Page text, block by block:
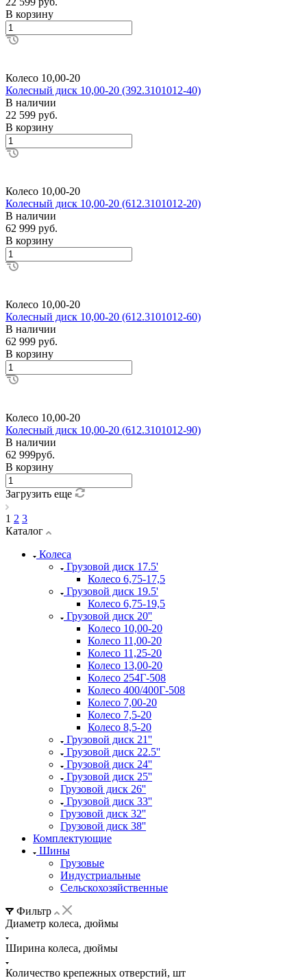
В корзину
Колесо 10,00-20
Колесный диск 10,00-20 (392.3101012-40)
В наличии
22 599 руб.
В корзину
Колесо 10,00-20
Колесный диск 10,00-20 (612.3101012-20)
В наличии
62 999 руб.
В корзину
Колесо 10,00-20
Колесный диск 10,00-20 (612.3101012-60)
В наличии
62 999 руб.
В корзину
Колесо 10,00-20
Колесный диск 10,00-20 (612.3101012-90)
В наличии
62 999руб.
В корзину
Загрузить еще
1 2 3
Каталог
Колеса
Грузовой диск 17.5'
Колесо 6,75-17,5
Грузовой диск 19.5'
Колесо 6,75-19,5
Грузовой диск 20''
Колесо 10,00-20
Колесо 11,00-20
Колесо 11,25-20
Колесо 13,00-20
Колесо 254Г-508
Колесо 400/400Г-508
Колесо 7,00-20
Колесо 7,5-20
Колесо 8,5-20
Грузовой диск 21''
Грузовой диск 22.5''
Грузовой диск 24''
Грузовой диск 25''
Грузовой диск 26''
Грузовой диск 33''
Грузовой диск 32''
Грузовой диск 38''
Комплектующие
Шины
Грузовые
Индустриальные
Сельскохозяйственные
Фильтр
Диаметр колеса, дюймы
Ширина колеса, дюймы
Количество крепежных отверстий, шт